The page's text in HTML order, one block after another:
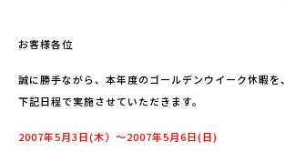
お客様各位
誠に勝手ながら、本年度のゴールデンウイーク休暇を、
下記日程で実施させていただきます。
2007年5月3日(木）〜2007年5月6日(日)